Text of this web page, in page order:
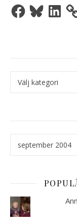
FacebookBlueskyLinkedIn